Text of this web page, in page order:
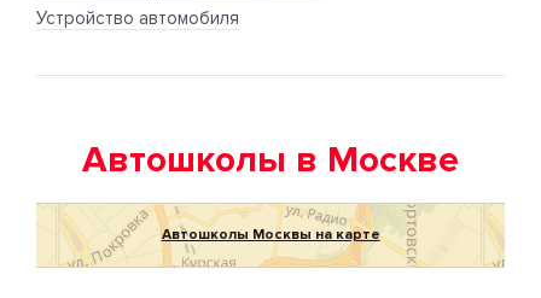
Устройство автомобиля
Автошколы в Москве
Автошколы Москвы на карте